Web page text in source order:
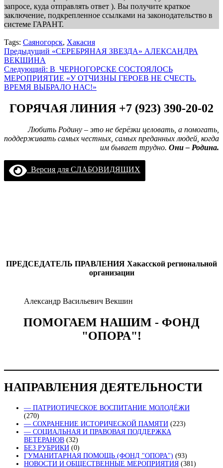
запросе, куда отправлять ответ ). Вы получите краткое
заключение, подкрепленное ссылками на законодательство в
системе ГАРАНТ.
Tags: Саяногорск, Хакасия
Навигация
записи
Предыдущий «СЕРЕБРЯНАЯ ЗВЕЗДА» АЛЕКСАНДРА
ВЕКШИНА
Следующий: В ЧЕРНОГОРСКЕ СОСТОЯЛОСЬ
МЕРОПРИЯТИЕ «У ОТЧИЗНЫ ГЕРОЕВ НЕ СЧЕСТЬ.
ВРЕМЯ ВЫБРАЛО НАС!»
ГОРЯЧАЯ ЛИНИЯ +7 (923) 390-20-02
Любить Родину – это не берёзки целовать, а помогать,
поддерживать самых честных, самых преданных людей, когда
им бывает трудно. Они – Родина.
Версия для СЛАБОВИДЯЩИХ
ПРЕДСЕДАТЕЛЬ ПРАВЛЕНИЯ Хакасской региональной
организации
Александр Васильевич Векшин
ПОМОГАЕМ НАШИМ - ФОНД
"ОПОРА"!
НАПРАВЛЕНИЯ ДЕЯТЕЛЬНОСТИ
— ПАТРИОТИЧЕСКОЕ ВОСПИТАНИЕ МОЛОДЁЖИ
(270)
— СОХРАНЕНИЕ ИСТОРИЧЕСКОЙ ПАМЯТИ (223)
— СОЦИАЛЬНАЯ И ПРАВОВАЯ ПОДДЕРЖКА
ВЕТЕРАНОВ (32)
БЕЗ РУБРИКИ (0)
ГУМАНИТАРНАЯ ПОМОЩЬ (ФОНД "ОПОРА") (93)
НОВОСТИ И ОБЩЕСТВЕННЫЕ МЕРОПРИЯТИЯ (381)